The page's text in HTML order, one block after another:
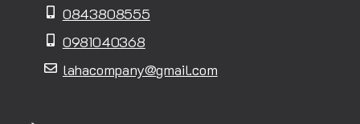
0843808555
0981040368
lahacompany@gmail.com